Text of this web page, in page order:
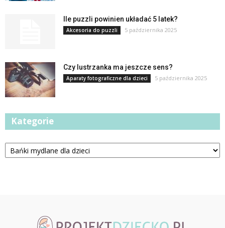
Ile puzzli powinien układać 5 latek?
Akcesoria do puzzli 5 października 2025
Czy lustrzanka ma jeszcze sens?
Aparaty fotograficzne dla dzieci 5 października 2025
Kategorie
Kategorie